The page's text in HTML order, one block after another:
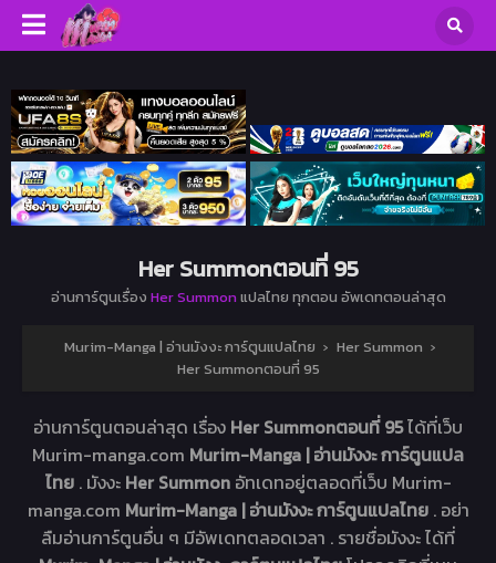
Her Summonตอนที่ 95
อ่านการ์ตูนเรื่อง Her Summon แปลไทย ทุกตอน อัพเดทตอนล่าสุด
Murim-Manga | อ่านมังงะ การ์ตูนแปลไทย › Her Summon ›
Her Summonตอนที่ 95
อ่านการ์ตูนตอนล่าสุด เรื่อง Her Summonตอนที่ 95ได้ที่เว็บ
Murim-manga.com Murim-Manga | อ่านมังงะ การ์ตูนแปล
ไทย . มังงะ Her Summon อัทเดทอยู่ตลอดที่เว็บ Murim-
manga.com Murim-Manga | อ่านมังงะ การ์ตูนแปลไทย . อย่า
ลืมอ่านการ์ตูนอื่น ๆ มีอัพเดทตลอดเวลา . รายชื่อมังงะ ได้ที่